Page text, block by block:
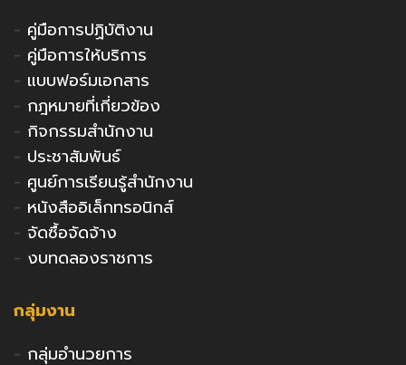
- คู่มือการปฏิบัติงาน
- คู่มือการให้บริการ
- แบบฟอร์มเอกสาร
- กฎหมายที่เกี่ยวข้อง
- กิจกรรมสำนักงาน
- ประชาสัมพันธ์
- ศูนย์การเรียนรู้สำนักงาน
- หนังสืออิเล็กทรอนิกส์
- จัดซื้อจัดจ้าง
- งบทดลองราชการ
กลุ่มงาน
- กลุ่มอำนวยการ